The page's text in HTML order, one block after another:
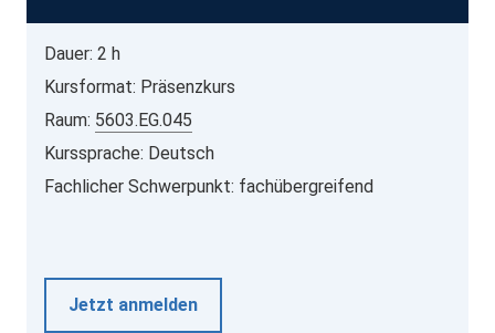
Dauer: 2 h
Kursformat: Präsenzkurs
Raum: 5603.EG.045
Kurssprache: Deutsch
Fachlicher Schwerpunkt: fachübergreifend
Jetzt anmelden